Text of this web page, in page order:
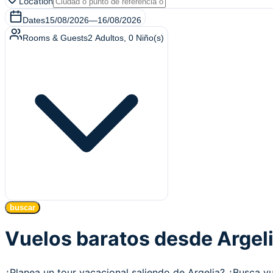
Dates15/08/2026—16/08/2026
Rooms & Guests2 Adultos 0 Niño(s)
buscar
Vuelos baratos desde